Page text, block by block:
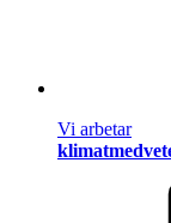
Vi arbetar